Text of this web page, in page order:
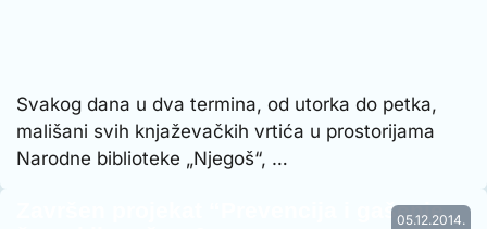
Svakog dana u dva termina, od utorka do petka,
mališani svih knjaževačkih vrtića u prostorijama
Narodne biblioteke „Njegoš“, …
05.12.2014.
Završen projekat “Prevencija i gašenje